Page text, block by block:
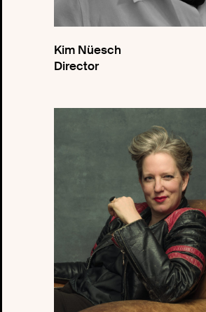
Kim Nüesch
Director